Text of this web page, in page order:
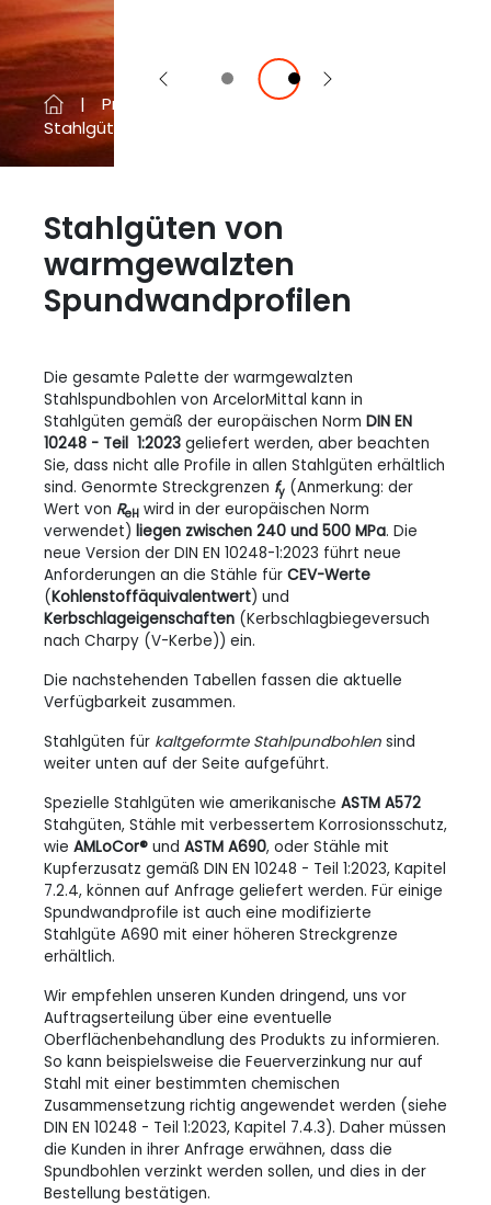
Vorherige Next
Produkte und Dienstleistungen
Stahlgüten
Stahlgüten von
warmgewalzten
Spundwandprofilen
Die gesamte Palette der warmgewalzten
Stahlspundbohlen von ArcelorMittal kann in
Stahlgüten gemäß der europäischen Norm DIN EN
10248 - Teil 1:2023 geliefert werden, aber beachten
Sie, dass nicht alle Profile in allen Stahlgüten erhältlich
sind. Genormte Streckgrenzen fy (Anmerkung: der
Wert von ReH wird in der europäischen Norm
verwendet) liegen zwischen 240 und 500 MPa. Die
neue Version der DIN EN 10248-1:2023 führt neue
Anforderungen an die Stähle für CEV-Werte
(Kohlenstoffäquivalentwert) und
Kerbschlageigenschaften (Kerbschlagbiegeversuch
nach Charpy (V-Kerbe)) ein.
Die nachstehenden Tabellen fassen die aktuelle
Verfügbarkeit zusammen.
Stahlgüten für kaltgeformte Stahlpundbohlen sind
weiter unten auf der Seite aufgeführt.
Spezielle Stahlgüten wie amerikanische ASTM A572
Stahgüten, Stähle mit verbessertem Korrosionsschutz,
wie AMLoCor® und ASTM A690, oder Stähle mit
Kupferzusatz gemäß DIN EN 10248 - Teil 1:2023, Kapitel
7.2.4, können auf Anfrage geliefert werden. Für einige
Spundwandprofile ist auch eine modifizierte
Stahlgüte A690 mit einer höheren Streckgrenze
erhältlich.
Wir empfehlen unseren Kunden dringend, uns vor
Auftragserteilung über eine eventuelle
Oberflächenbehandlung des Produkts zu informieren.
So kann beispielsweise die Feuerverzinkung nur auf
Stahl mit einer bestimmten chemischen
Zusammensetzung richtig angewendet werden (siehe
DIN EN 10248 - Teil 1:2023, Kapitel 7.4.3). Daher müssen
die Kunden in ihrer Anfrage erwähnen, dass die
Spundbohlen verzinkt werden sollen, und dies in der
Bestellung bestätigen.